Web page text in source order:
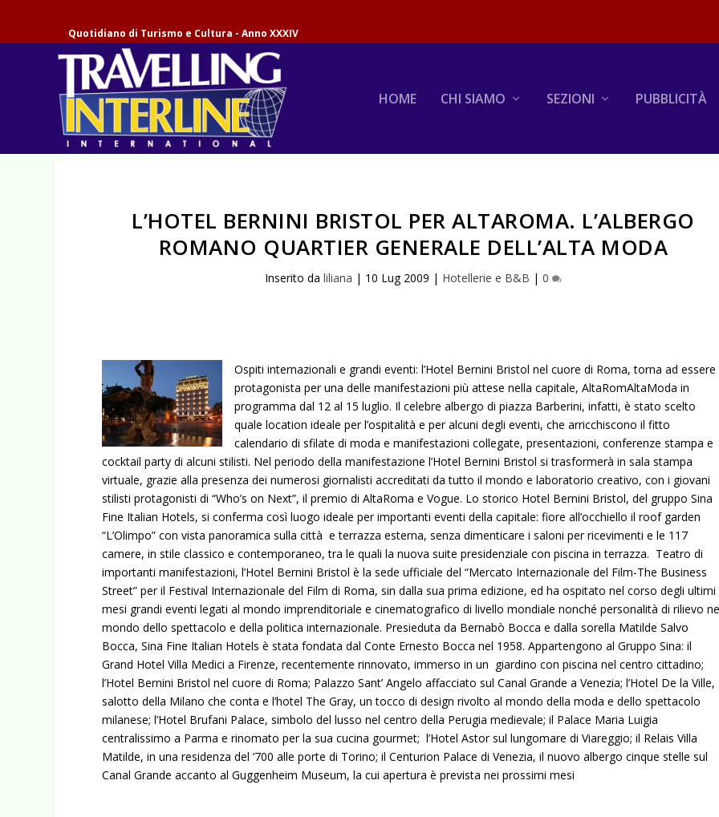
Quotidiano di Turismo e Cultura - Anno XXXIV
HOME CHI SIAMO SEZIONI PUBBLICITÀ
L’HOTEL BERNINI BRISTOL PER ALTAROMA. L’ALBERGO
ROMANO QUARTIER GENERALE DELL’ALTA MODA
Inserito da liliana | 10 Lug 2009 | Hotellerie e B&B | 0
Ospiti internazionali e grandi eventi: l’Hotel Bernini Bristol nel cuore di Roma, torna ad essere
protagonista per una delle manifestazioni più attese nella capitale, AltaRomAltaModa in
programma dal 12 al 15 luglio. Il celebre albergo di piazza Barberini, infatti, è stato scelto
quale locationideale per l’ospitalità e per alcuni degli eventi, che arricchiscono il fitto
calendario di sfilate di moda e manifestazioni collegate, presentazioni, conferenze stampa e
cocktail party di alcuni stilisti. Nel periodo della manifestazione l’Hotel Bernini Bristol si trasformerà in sala stampa
virtuale, grazie alla presenza dei numerosi giornalisti accreditati da tutto il mondo e laboratorio creativo, con i giovani
stilisti protagonisti di “Who’s on Next”, il premio di AltaRoma e Vogue. Lo storico Hotel Bernini Bristol, del gruppo Sina
Fine Italian Hotels, si conferma così luogo ideale per importanti eventi della capitale: fiore all’occhiello il roof garden
“L’Olimpo” con vista panoramica sulla città e terrazza esterna, senza dimenticare i saloni per ricevimenti e le 117
camere, in stile classico e contemporaneo, tra le quali la nuova suite presidenziale con piscina in terrazza. Teatro di
importanti manifestazioni, l’Hotel Bernini Bristol è la sede ufficiale del “Mercato Internazionale del Film-The Business
Street” per il Festival Internazionale del Film di Roma, sin dalla sua prima edizione, ed ha ospitato nel corso degli ultimi
mesi grandi eventi legati al mondo imprenditoriale e cinematografico di livello mondiale nonché personalità di rilievo
mondo dello spettacolo e della politica internazionale. Presieduta da Bernabò Bocca e dalla sorella Matilde Salvo
Bocca, Sina Fine Italian Hotels è stata fondata dal Conte Ernesto Bocca nel 1958. Appartengono al Gruppo Sina: il
Grand Hotel Villa Medici a Firenze, recentemente rinnovato, immerso in un giardino con piscina nel centro cittadino;
l’Hotel Bernini Bristol nel cuore di Roma; Palazzo Sant’ Angelo affacciato sul Canal Grande a Venezia; l’Hotel De la Ville,
salotto della Milano che conta e l’hotel The Gray, un tocco di design rivolto al mondo della moda e dello spettacolo
milanese; l’Hotel Brufani Palace, simbolo del lusso nel centro della Perugia medievale; il Palace Maria Luigia
centralissimo a Parma e rinomato per la sua cucina gourmet; l’Hotel Astor sul lungomare di Viareggio; il Relais Villa
Matilde, in una residenza del ‘700 alle porte di Torino; il Centurion Palace di Venezia, il nuovo albergo cinque stelle sul
Canal Grande accanto al Guggenheim Museum, la cui apertura è prevista nei prossimi mesi